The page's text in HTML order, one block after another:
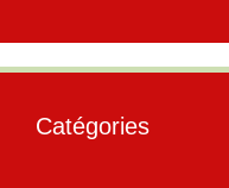
Catégories